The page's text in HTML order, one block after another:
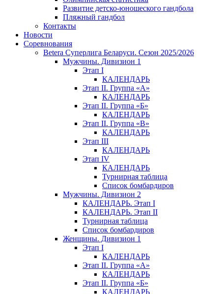
Развитие детско-юношеского гандбола
Пляжный гандбол
Контакты
Новости
Соревнования
Betera Суперлига Беларуси. Сезон 2025/2026
Мужчины. Дивизион 1
Этап I
КАЛЕНДАРЬ
Этап II. Группа «А»
КАЛЕНДАРЬ
Этап II. Группа «Б»
КАЛЕНДАРЬ
Этап II. Группа «В»
КАЛЕНДАРЬ
Этап III
КАЛЕНДАРЬ
Этап IV
КАЛЕНДАРЬ
Турнирная таблица
Список бомбардиров
Мужчины. Дивизион 2
КАЛЕНДАРЬ. Этап I
КАЛЕНДАРЬ. Этап II
Турнирная таблица
Список бомбардиров
Женщины. Дивизион 1
Этап I
КАЛЕНДАРЬ
Этап II. Группа «А»
КАЛЕНДАРЬ
Этап II. Группа «Б»
КАЛЕНДАРЬ